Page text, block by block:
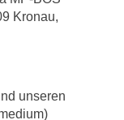
Kronau,
unseren